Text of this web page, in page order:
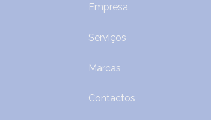
Empresa
Serviços
Marcas
Contactos